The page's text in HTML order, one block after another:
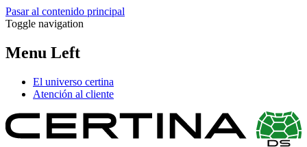
Pasar al contenido principal
Toggle navigation
Menu Left
El universo certina
Atención al cliente